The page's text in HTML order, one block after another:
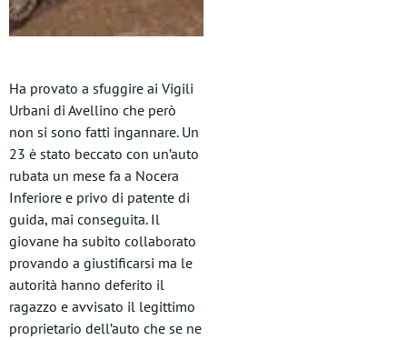
Ha provato a sfuggire ai Vigili
Urbani di Avellino che però
non si sono fatti ingannare. Un
23 è stato beccato con un’auto
rubata un mese fa a Nocera
Inferiore e privo di patente di
guida, mai conseguita. Il
giovane ha subito collaborato
provando a giustificarsi ma le
autorità hanno deferito il
ragazzo e avvisato il legittimo
proprietario dell’auto che se ne